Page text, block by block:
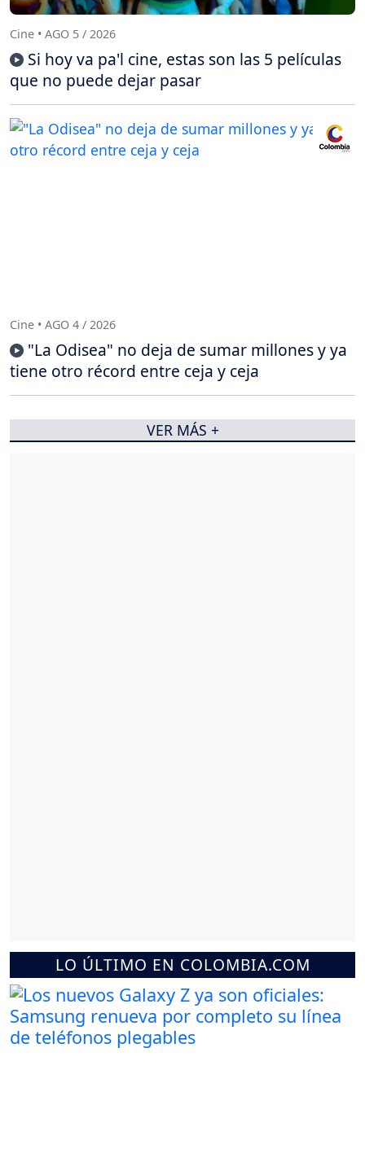
LO ÚLTIMO EN COLOMBIA.COM
Cine • AGO 5 / 2026
Si hoy va pa'l cine, estas son las 5 películas
que no puede dejar pasar
Cine • AGO 4 / 2026
"La Odisea" no deja de sumar millones y ya
tiene otro récord entre ceja y ceja
VER MÁS +